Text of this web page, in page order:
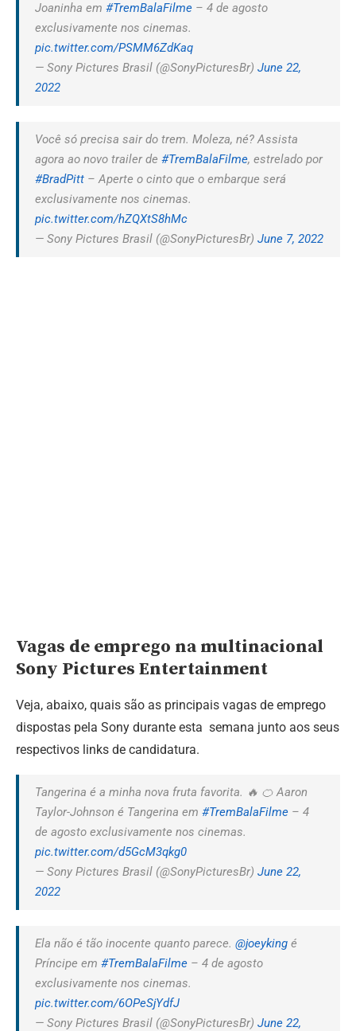
Joaninha em #TremBalaFilme – 4 de agosto
exclusivamente nos cinemas.
pic.twitter.com/PSMM6ZdKaq
— Sony Pictures Brasil (@SonyPicturesBr) June 22,
2022
Você só precisa sair do trem. Moleza, né? Assista
agora ao novo trailer de #TremBalaFilme, estrelado por
#BradPitt – Aperte o cinto que o embarque será
exclusivamente nos cinemas.
pic.twitter.com/hZQXtS8hMc
— Sony Pictures Brasil (@SonyPicturesBr) June 7, 2022
Vagas de emprego na multinacional
Sony Pictures Entertainment
Veja, abaixo, quais são as principais vagas de emprego
dispostas pela Sony durante esta semana junto aos seus
respectivos links de candidatura.
Tangerina é a minha nova fruta favorita. 🔥 🍊 Aaron
Taylor-Johnson é Tangerina em #TremBalaFilme – 4
de agosto exclusivamente nos cinemas.
pic.twitter.com/d5GcM3qkg0
— Sony Pictures Brasil (@SonyPicturesBr) June 22,
2022
Ela não é tão inocente quanto parece. @joeyking é
Príncipe em #TremBalaFilme – 4 de agosto
exclusivamente nos cinemas.
pic.twitter.com/6OPeSjYdfJ
— Sony Pictures Brasil (@SonyPicturesBr) June 22,